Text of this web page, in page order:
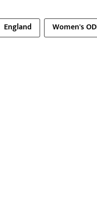
England Women's